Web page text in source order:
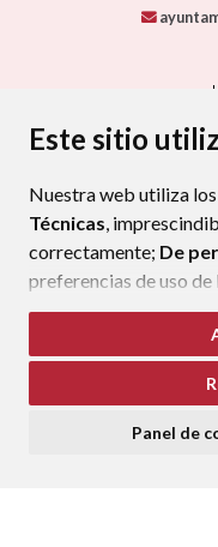
Este sitio
Nuestra web utiliza
Técnicas,
correctamente; De
preferencias de uso de
funcionamiento de la
Si acepta pulsando el
consideramos que
ninguna acción, se
Panel de
PROTECCIÓN